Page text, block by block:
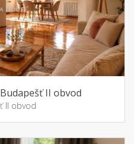
II obvod
II obvod